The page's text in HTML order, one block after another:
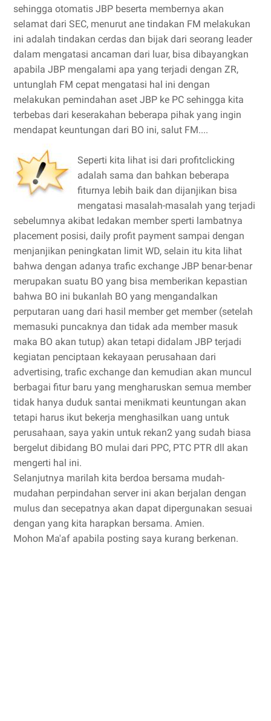
sehingga otomatis JBP beserta membernya akan
selamat dari SEC, menurut ane tindakan FM melakukan
ini adalah tindakan cerdas dan bijak dari seorang leader
dalam mengatasi ancaman dari luar, bisa dibayangkan
apabila JBP mengalami apa yang terjadi dengan ZR,
untunglah FM cepat mengatasi hal ini dengan
melakukan pemindahan aset JBP ke PC sehingga kita
terbebas dari keserakahan beberapa pihak yang ingin
mendapat keuntungan dari BO ini, salut FM....
Seperti kita lihat isi dari profitclicking
adalah sama dan bahkan beberapa
fiturnya lebih baik dan dijanjikan bisa
mengatasi masalah-masalah yang terjadi
sebelumnya akibat ledakan member sperti lambatnya
placement posisi, daily profit payment sampai dengan
menjanjikan peningkatan limit WD, selain itu kita lihat
bahwa dengan adanya trafic exchange JBP benar-benar
merupakan suatu BO yang bisa memberikan kepastian
bahwa BO ini bukanlah BO yang mengandalkan
perputaran uang dari hasil member get member (setelah
memasuki puncaknya dan tidak ada member masuk
maka BO akan tutup) akan tetapi didalam JBP terjadi
kegiatan penciptaan kekayaan perusahaan dari
advertising, trafic exchange dan kemudian akan muncul
berbagai fitur baru yang mengharuskan semua member
tidak hanya duduk santai menikmati keuntungan akan
tetapi harus ikut bekerja menghasilkan uang untuk
perusahaan, saya yakin untuk rekan2 yang sudah biasa
bergelut dibidang BO mulai dari PPC, PTC PTR dll akan
mengerti hal ini.
Selanjutnya marilah kita berdoa bersama mudah-
mudahan perpindahan server ini akan berjalan dengan
mulus dan secepatnya akan dapat dipergunakan sesuai
dengan yang kita harapkan bersama. Amien.
Mohon Ma'af apabila posting saya kurang berkenan.